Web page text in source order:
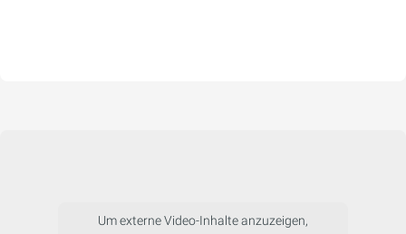
Um externe Video-Inhalte anzuzeigen,